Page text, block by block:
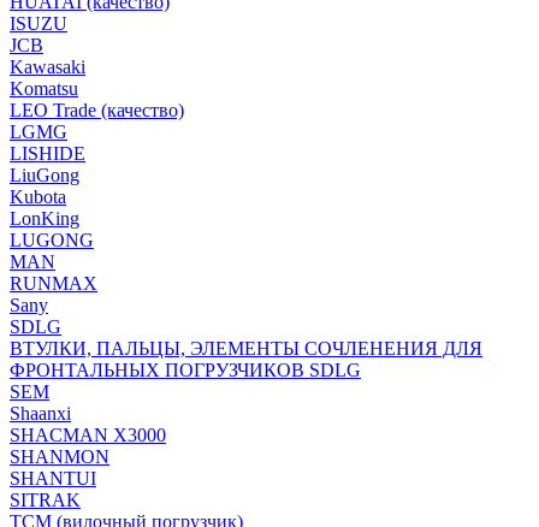
ISUZU
JCB
Kawasaki
Komatsu
LEO Trade (качество)
LGMG
LISHIDE
LiuGong
Kubota
LonKing
LUGONG
MAN
RUNMAX
Sany
SDLG
ВТУЛКИ, ПАЛЬЦЫ, ЭЛЕМЕНТЫ СОЧЛЕНЕНИЯ ДЛЯ
ФРОНТАЛЬНЫХ ПОГРУЗЧИКОВ SDLG
SEM
Shaanxi
SHACMAN X3000
SHANMON
SHANTUI
SITRAK
TCM (вилочный погрузчик)